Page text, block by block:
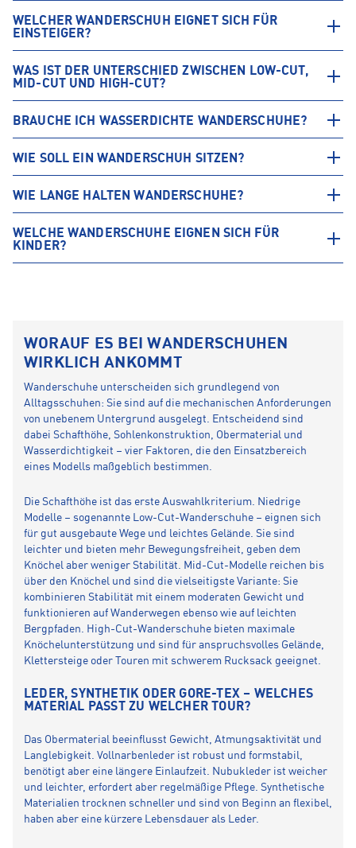
WELCHER WANDERSCHUH EIGNET SICH FÜR
EINSTEIGER?
WAS IST DER UNTERSCHIED ZWISCHEN LOW-CUT,
MID-CUT UND HIGH-CUT?
BRAUCHE ICH WASSERDICHTE WANDERSCHUHE?
WIE SOLL EIN WANDERSCHUH SITZEN?
WIE LANGE HALTEN WANDERSCHUHE?
WELCHE WANDERSCHUHE EIGNEN SICH FÜR
KINDER?
WORAUF ES BEI WANDERSCHUHEN
WIRKLICH ANKOMMT
Wanderschuhe unterscheiden sich grundlegend von
Alltagsschuhen: Sie sind auf die mechanischen Anforderungen
von unebenem Untergrund ausgelegt. Entscheidend sind
dabei Schafthöhe, Sohlenkonstruktion, Obermaterial und
Wasserdichtigkeit – vier Faktoren, die den Einsatzbereich
eines Modells maßgeblich bestimmen.
Die Schafthöhe ist das erste Auswahlkriterium. Niedrige
Modelle – sogenannte Low-Cut-Wanderschuhe – eignen sich
für gut ausgebaute Wege und leichtes Gelände. Sie sind
leichter und bieten mehr Bewegungsfreiheit, geben dem
Knöchel aber weniger Stabilität. Mid-Cut-Modelle reichen bis
über den Knöchel und sind die vielseitigste Variante: Sie
kombinieren Stabilität mit einem moderaten Gewicht und
funktionieren auf Wanderwegen ebenso wie auf leichten
Bergpfaden. High-Cut-Wanderschuhe bieten maximale
Knöchelunterstützung und sind für anspruchsvolles Gelände,
Klettersteige oder Touren mit schwerem Rucksack geeignet.
LEDER, SYNTHETIK ODER GORE-TEX – WELCHES
MATERIAL PASST ZU WELCHER TOUR?
Das Obermaterial beeinflusst Gewicht, Atmungsaktivität und
Langlebigkeit. Vollnarbenleder ist robust und formstabil,
benötigt aber eine längere Einlaufzeit. Nubukleder ist weicher
und leichter, erfordert aber regelmäßige Pflege. Synthetische
Materialien trocknen schneller und sind von Beginn an flexibel,
haben aber eine kürzere Lebensdauer als Leder.